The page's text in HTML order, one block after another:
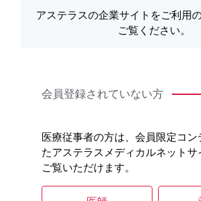
す重要になってきています。今回は、
統計学的な観点から解説します。
アステラスの企業サイトをご利用
ご覧ください。
会員登録されていない方
医療従事者の方は、会員限定コン
たアステラスメディカルネットサ
ご覧いただけます。